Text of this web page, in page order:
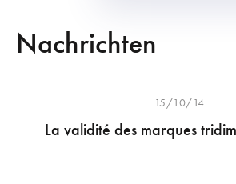
Nachrichten
15/10/14
La validité des marques